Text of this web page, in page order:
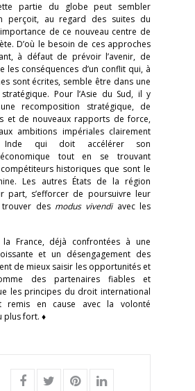
partie du globe peut sembler
perçoit, au regard des suites du
de ce nouveau centre de
D’où le besoin de ces approches
à défaut de prévoir l’avenir, de
les conséquences d’un conflit qui, à
sont écrites, semble être dans une
Pour l’Asie du Sud, il y
recomposition stratégique, de
et de nouveaux rapports de force,
ambitions impériales clairement
Inde qui doit accélérer son
économique tout en se trouvant
historiques que sont le
Les autres États de la région
part, s’efforcer de poursuivre leur
des modus vivendiavec les
la France, déjà confrontées à une
et un désengagement des
de mieux saisir les opportunités et
des partenaires fiables et
les principes du droit international
remis en cause avec la volonté
plus fort. ♦